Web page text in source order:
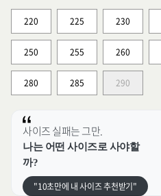
220 225 230
250 255 260
280 285 290
사이즈 실패는 그만.
나는 어떤 사이즈로 사야할
까?
"10초만에 내 사이즈 추천받기"